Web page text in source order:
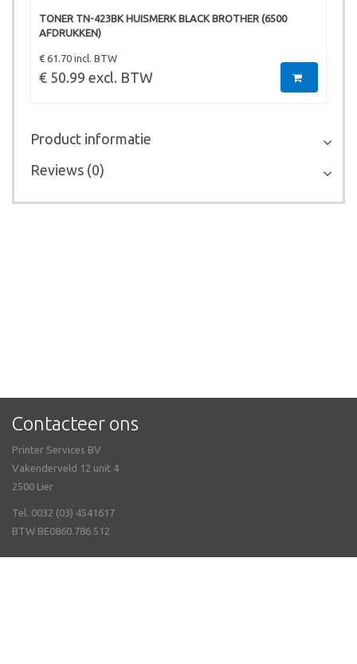
TONER TN-423BK HUISMERK BLACK BROTHER (6500
AFDRUKKEN)
€ 61.70 incl. BTW
€ 50.99 excl. BTW
Product informatie
Reviews (0)
Contacteer ons
Printer Services BV
Vakenderveld 12 unit 4
2500 Lier
Tel. 0032 (03) 4541617
BTW BE0860.786.512